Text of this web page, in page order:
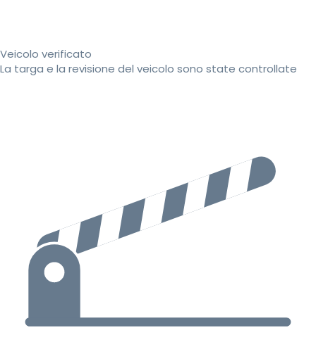
Veicolo verificato
La targa e la revisione del veicolo sono state controllate